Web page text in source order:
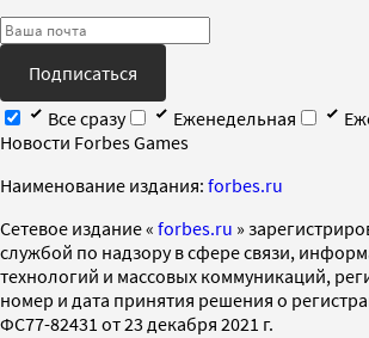
Подписаться
Все сразу
Еженедельная
Новости Forbes Games
Наименование издания: forbes.ru
Cетевое издание « forbes.ru »
службой по надзору в сфере связи,
технологий и массовых коммуникаций,
номер и дата принятия решения о
ФС77-82431 от 23 декабря 2021 г.